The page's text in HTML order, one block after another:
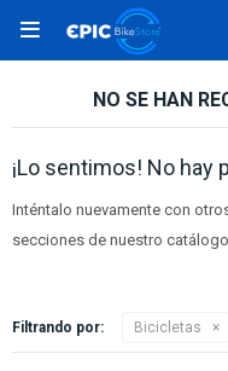

NO SE HAN
¡Lo sentimos! No
Inténtalo nuevamente con
secciones de nuestro
Filtrando por: Bicicletas